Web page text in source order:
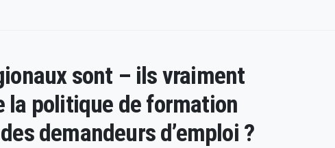
sont – ils vraiment
la politique de formation
demandeurs d’emploi ?